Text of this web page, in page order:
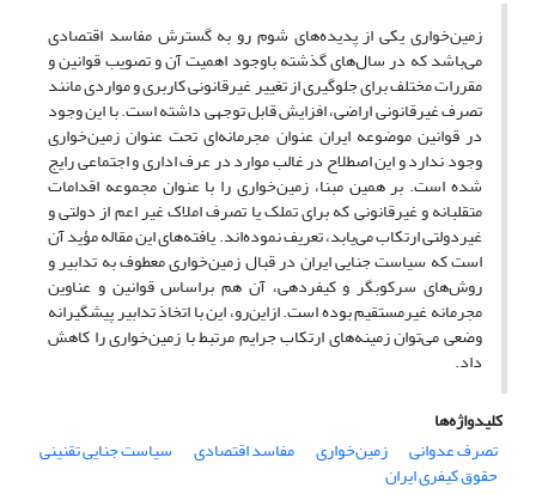
زمین‌خواری یکی از پدیده‌های شوم رو به گسترش مفاسد اقتصادی
می‌باشد که در سال‌های گذشته باوجود اهمیت آن و تصویب قوانین و
مقررات مختلف برای جلوگیری از تغییر غیرقانونی کاربری و مواردی مانند
تصرف غیرقانونی اراضی، افزایش قابل توجهی داشته است. با این وجود
در قوانین موضوعه ایران عنوان مجرمانه‌ای تحت عنوان زمین‌خواری
وجود ندارد و این اصطلاح در غالب موارد در عرف اداری و اجتماعی رایج
شده است. بر همین مبنا، زمین‌خواری را با عنوان مجموعه اقدامات
متقلبانه و غیرقانونی که برای تملک یا تصرف املاک غیر اعم از دولتی و
غیردولتی ارتکاب می‌یابد، تعریف نموده‌اند. یافته‌های این مقاله مؤید آن
است که سیاست جنایی ایران در قبال زمین‌خواری معطوف به تدابیر و
روش‌های سرکوبگر و کیفردهی، آن هم براساس قوانین و عناوین
مجرمانه غیرمستقیم بوده است. ازاین‌رو، این با اتخاذ تدابیر پیشگیرانه
وضعی می‌توان زمینه‌های ارتکاب جرایم مرتبط با زمین‌خواری را کاهش
داد.
کلیدواژه‌ها
تصرف عدوانی
زمین‌خواری مفاسد اقتصادی سیاست جنایی تقنینی
حقوق کیفری ایران